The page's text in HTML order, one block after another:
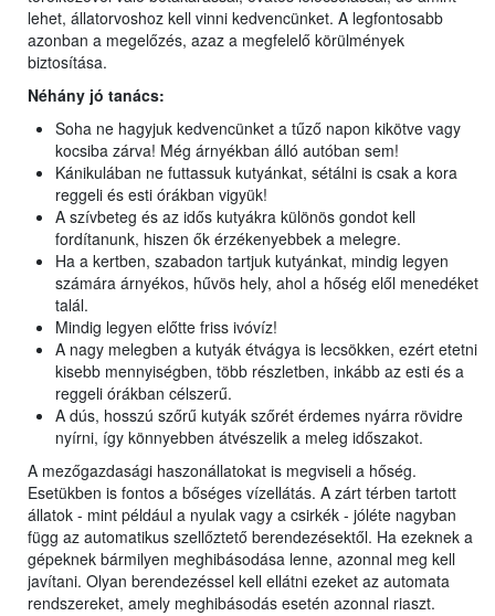
lehet, állatorvoshoz kell vinni kedvencünket. A legfontosabb
azonban a megelőzés, azaz a megfelelő körülmények
biztosítása.
Néhány jó tanács:
Soha ne hagyjuk kedvencünket a tűző napon kikötve vagy
kocsiba zárva! Még árnyékban álló autóban sem!
Kánikulában ne futtassuk kutyánkat, sétálni is csak a kora
reggeli és esti órákban vigyük!
A szívbeteg és az idős kutyákra különös gondot kell
fordítanunk, hiszen ők érzékenyebbek a melegre.
Ha a kertben, szabadon tartjuk kutyánkat, mindig legyen
számára árnyékos, hűvös hely, ahol a hőség elől menedéket
talál.
Mindig legyen előtte friss ivóvíz!
A nagy melegben a kutyák étvágya is lecsökken, ezért etetni
kisebb mennyiségben, több részletben, inkább az esti és a
reggeli órákban célszerű.
A dús, hosszú szőrű kutyák szőrét érdemes nyárra rövidre
nyírni, így könnyebben átvészelik a meleg időszakot.
A mezőgazdasági haszonállatokat is megviseli a hőség.
Esetükben is fontos a bőséges vízellátás. A zárt térben tartott
állatok - mint például a nyulak vagy a csirkék - jóléte nagyban
függ az automatikus szellőztető berendezésektől. Ha ezeknek a
gépeknek bármilyen meghibásodása lenne, azonnal meg kell
javítani. Olyan berendezéssel kell ellátni ezeket az automata
rendszereket, amely meghibásodás esetén azonnal riaszt.